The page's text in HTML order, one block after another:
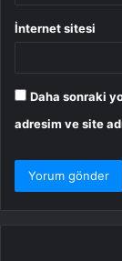
İnternet sitesi
Daha sonraki
adresim ve site